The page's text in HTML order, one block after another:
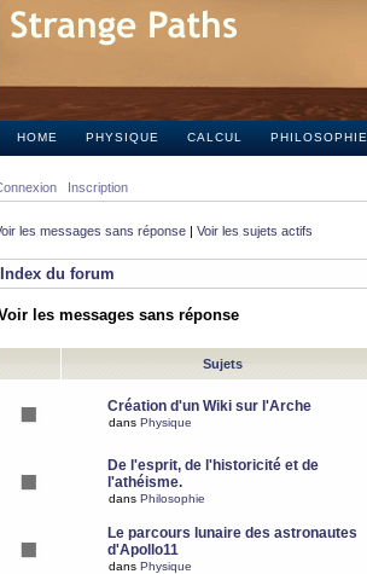
HOME PHYSIQUE CALCUL PHILOSOPHIE
Inscription
les messages sans réponse | Voir les sujets actifs
Index du forum
les messages sans réponse
Sujets
Création d'un Wiki sur l'Arche
dans Physique
De l'esprit, de l'historicité et de
l'athéisme.
dans Philosophie
Le parcours lunaire des astronautes
d'Apollo11
dans Physique